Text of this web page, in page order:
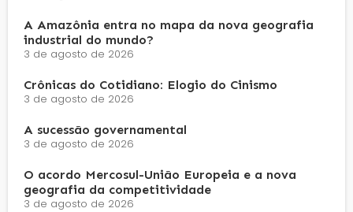
A Amazônia entra no mapa da nova geografia
industrial do mundo?
3 de agosto de 2026
Crônicas do Cotidiano: Elogio do Cinismo
3 de agosto de 2026
A sucessão governamental
3 de agosto de 2026
O acordo Mercosul-União Europeia e a nova
geografia da competitividade
3 de agosto de 2026